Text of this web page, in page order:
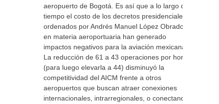
aeropuerto de Bogotá. Es así que a lo largo del
tiempo el costo de los decretos presidenciales
ordenados por Andrés Manuel López Obrador
en materia aeroportuaria han generado
impactos negativos para la aviación mexicana.
La reducción de 61 a 43 operaciones por hora
(para luego elevarla a 44) disminuyó la
competitividad del AICM frente a otros
aeropuertos que buscan atraer conexiones
internacionales, intrarregionales, o conectando